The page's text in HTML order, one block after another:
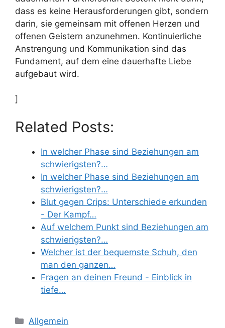
dass es keine Herausforderungen gibt, sondern
darin, sie gemeinsam mit offenen Herzen und
offenen Geistern anzunehmen. Kontinuierliche
Anstrengung und Kommunikation sind das
Fundament, auf dem eine dauerhafte Liebe
aufgebaut wird.
]
Related Posts:
In welcher Phase sind Beziehungen am
schwierigsten?…
In welcher Phase sind Beziehungen am
schwierigsten?…
Blut gegen Crips: Unterschiede erkunden
- Der Kampf…
Auf welchem Punkt sind Beziehungen am
schwierigsten?…
Welcher ist der bequemste Schuh, den
man den ganzen…
Fragen an deinen Freund - Einblick in
tiefe…
Categories
Allgemein